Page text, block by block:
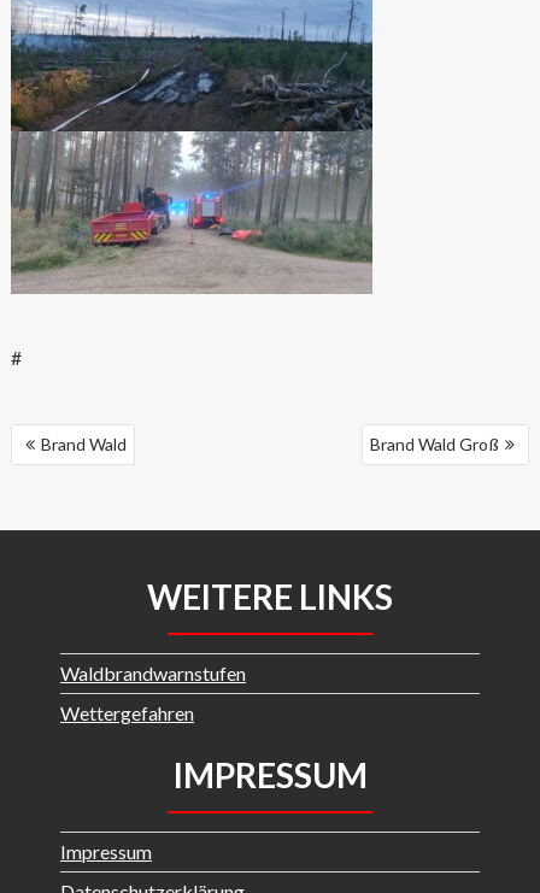
#
BEITRAGSNAVIGATION
Brand Wald Brand Wald Groß
WEITERE LINKS
Waldbrandwarnstufen
Wettergefahren
IMPRESSUM
Impressum